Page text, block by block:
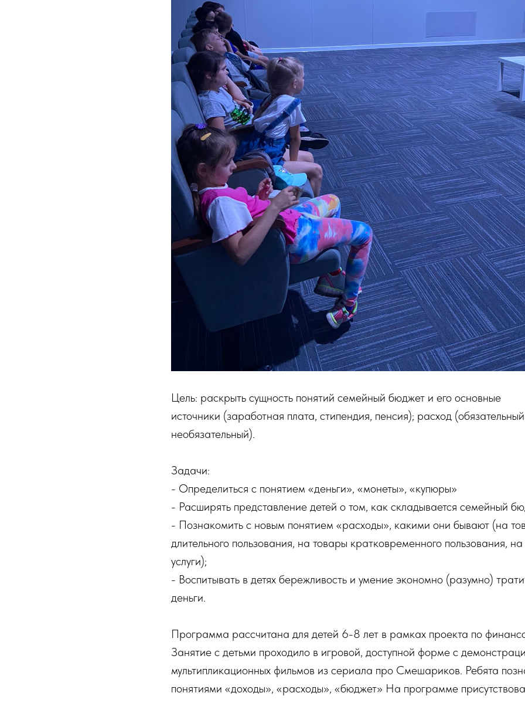
Цель: раскрыть сущность понятий семейный бюджет и его основные
источники (заработная плата, стипендия, пенсия); расход
необязательный).
Задачи:
- Определиться с понятием «деньги», «монеты», «купюры»
- Расширять представление детей о том, как складывается семейный
- Познакомить с новым понятием «расходы», какими они бывают (на
длительного пользования, на товары кратковременного пользования, на
услуги);
- Воспитывать в детях бережливость и умение экономно (разумно)
деньги.
Программа рассчитана для детей 6-8 лет в рамках проекта по
Занятие с детьми проходило в игровой, доступной форме с
мультипликационных фильмов из сериала про Смешариков. Ребята
понятиями «доходы», «расходы», «бюджет» На программе